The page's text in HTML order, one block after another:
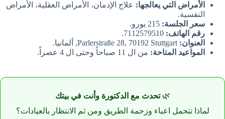
الأمراض التي يعالجها: علاج الإدمان، الأمراض العقلية، الأمراض
النفسية.
سعر الجلسة:
رقم الهاتف:
العنوان:
المواعيد المتاحة: من ال 11 صباحاً وحتى ال 4 عصراً.
🌿تحدث مع الدكتورة وأنت في بيتك
لماذا تتحمل اعباء وزحمة الطريق ومن ثم الانتظار بالعيادات؟